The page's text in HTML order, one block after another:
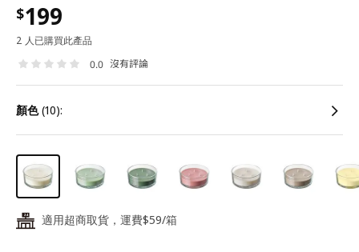
$199
2 人已購買此產品
0.0 沒有評論
顏色(10):
24 適用超商取貨，運費$59/箱